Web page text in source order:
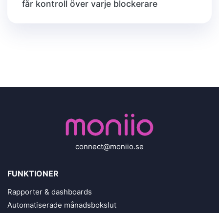
får kontroll över varje blockerare
connect@moniio.se
FUNKTIONER
Rapporter & dashboards
Automatiserade månadsbokslut